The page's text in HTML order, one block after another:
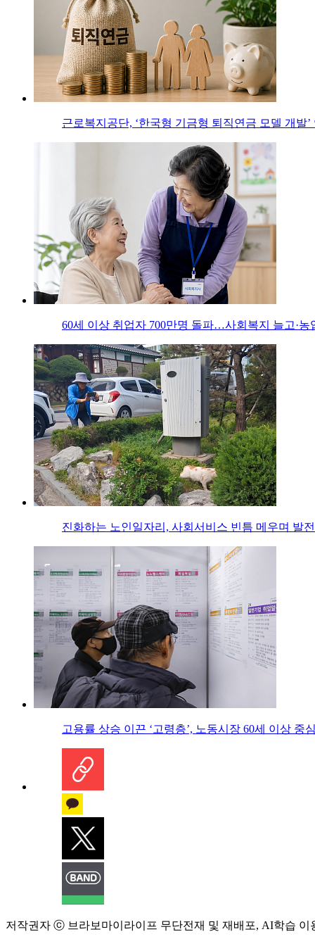
근로복지공단, ‘한국형 기금형 퇴직연금 모델 개발
60세 이상 취업자 700만명 돌파…사회복지 늘고·농
진화하는 노인일자리, 사회서비스 빈틈 메우며 발
고용률 상승 이끈 ‘고령층’, 노동시장 60세 이상 중
저작권자 ⓒ 브라보마이라이프 무단전재 및 재배포, AI학습 이